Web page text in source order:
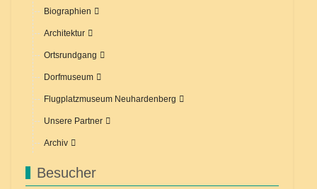
Biographien
Architektur
Ortsrundgang
Dorfmuseum
Flugplatzmuseum Neuhardenberg
Unsere Partner
Archiv
Besucher